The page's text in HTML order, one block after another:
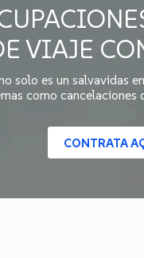
VIAJE
solo es un salvavidas
como cancelaciones
CONTRATA